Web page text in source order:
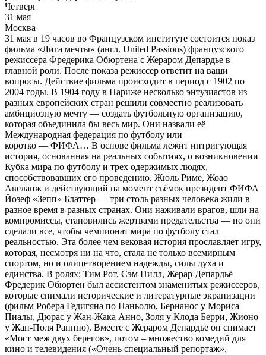
Четверг
31 мая
Москва
31 мая в 19 часов во Французском институте состоится показ
фильма «Лига мечты» (англ. United Passions) французского
режиссера Фредерика Обюртена с Жераром Депардье в
главной роли. После показа режиссер ответит на ваши
вопросы. Действие фильма происходит в период с 1902 по
2004 годы. В 1904 году в Париже несколько энтузиастов из
разных европейских стран решили совместно реализовать
амбициозную мечту — создать футбольную организацию,
которая объединила бы весь мир. Они назвали её
Международная федерация по футболу или
коротко — ФИФА… В основе фильма лежит интригующая
история, основанная на реальных событиях, о возникновении
Кубка мира по футболу и трех одержимых людях,
способствовавших его проведению. Жюль Риме, Жоао
Авеланж и действующий на момент съёмок президент ФИФА
Йозеф «Зепп» Блаттер — три столь разных человека жили в
разное время в разных странах. Они наживали врагов, шли на
компромиссы, становились жертвами предательства — но они
сделали все, чтобы чемпионат мира по футболу стал
реальностью. Эта более чем вековая история прославляет игру,
которая, несмотря ни на что, стала не только всемирным
спортом, но и олицетворением надежды, силы духа и
единства. В ролях: Тим Рот, Сэм Нилл, Жерар Депардьё
Фредерик Обюртен был ассистентом знаменитых режиссеров,
которые снимали исторические и литературные экранизации
(фильм Робера Гедигяна по Паньолю, Бернанос у Мориса
Пиалы, Дюрас у Жан-Жака Анно, Золя у Клода Берри, Жионо
у Жан-Поля Раппно). Вместе с Жераром Депардье он снимает
«Мост меж двух берегов», потом – множество комедий для
кино и телевидения («Очень специальный репортаж»,